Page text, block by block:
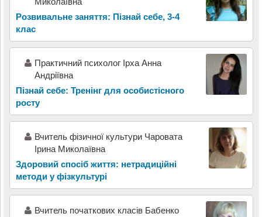
Розвивальне заняття: Пізнай себе, 3-4
клас
Практичний психолог Ірха Анна
Андріївна
Пізнай себе: Тренінг для особистісного
росту
Вчитель фізичної культури Чаровата
Ірина Миколаївна
Здоровий спосіб життя: нетрадиційні
методи у фізкультурі
Вчитель початкових класів Бабенко